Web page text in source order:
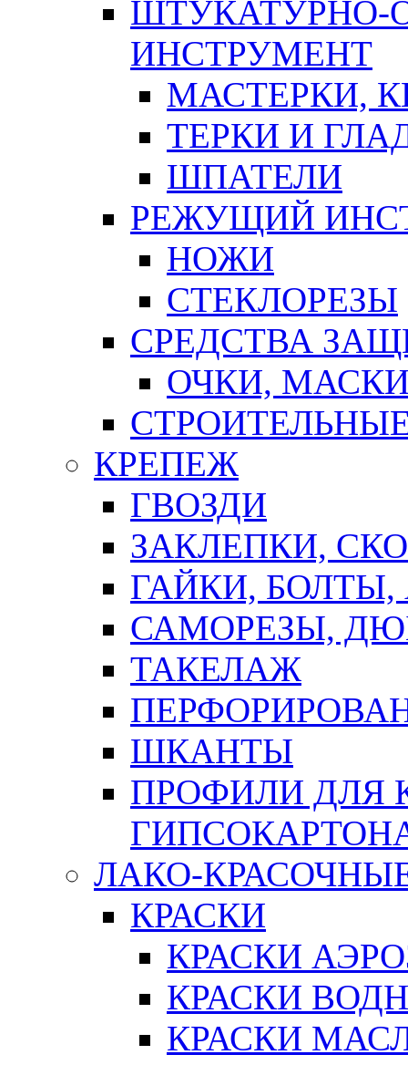
ШТУКАТУРНО-
ИНСТРУМЕНТ
МАСТЕРКИ,
ТЕРКИ И
ШПАТЕЛИ
РЕЖУЩИЙ
НОЖИ
СТЕКЛОРЕЗЫ
СРЕДСТВА
ОЧКИ,
КРЕПЕЖ
ГВОЗДИ
ЗАКЛЕПКИ,
ГАЙКИ,
САМОРЕЗЫ,
ТАКЕЛАЖ
ШКАНТЫ
ПРОФИЛИ ДЛЯ
ЛАКО-
КРАСКИ
КРАСКИ
КРАСКИ
КРАСКИ